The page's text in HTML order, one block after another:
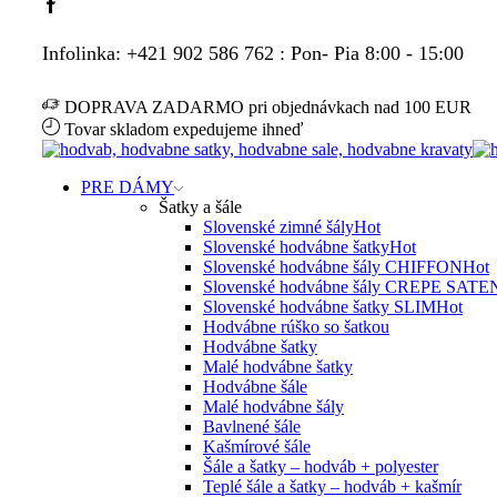
Facebook
Infolinka: +421 902 586 762 : Pon- Pia 8:00 - 15:00
DOPRAVA ZADARMO pri objednávkach nad 100 EUR
Tovar skladom expedujeme ihneď
PRE DÁMY
Šatky a šále
Slovenské zimné šályHot
Slovenské hodvábne šatkyHot
Slovenské hodvábne šály CHIFFONHot
Slovenské hodvábne šály CREPE
Slovenské hodvábne šatky SLIMHot
Hodvábne rúško so šatkou
Hodvábne šatky
Malé hodvábne šatky
Hodvábne šále
Malé hodvábne šály
Bavlnené šále
Kašmírové šále
Šále a šatky – hodváb + polyester
Teplé šále a šatky – hodváb + kašmír